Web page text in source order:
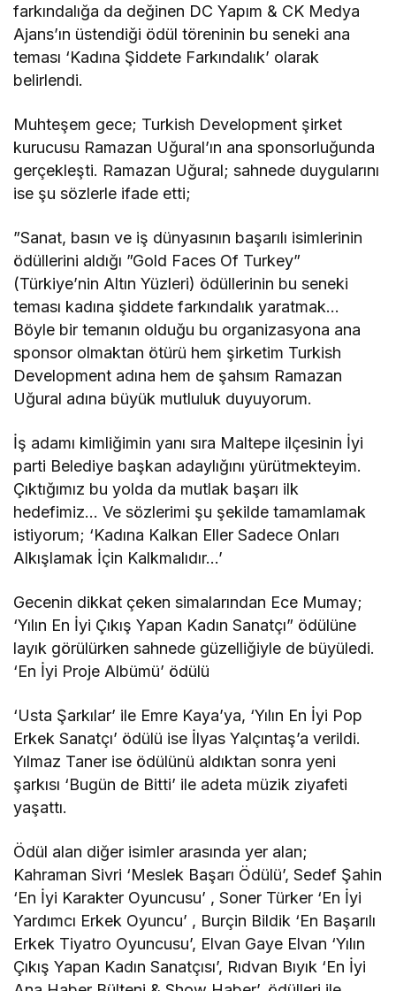
farkındalığa da değinen DC Yapım & CK Medya
Ajans’ın üstendiği ödül töreninin bu seneki ana
teması ‘Kadına Şiddete Farkındalık’ olarak
belirlendi.
Muhteşem gece; Turkish Development şirket
kurucusu Ramazan Uğural’ın ana sponsorluğunda
gerçekleşti. Ramazan Uğural; sahnede duygularını
ise şu sözlerle ifade etti;
”Sanat, basın ve iş dünyasının başarılı isimlerinin
ödüllerini aldığı ”Gold Faces Of Turkey”
(Türkiye’nin Altın Yüzleri) ödüllerinin bu seneki
teması kadına şiddete farkındalık yaratmak…
Böyle bir temanın olduğu bu organizasyona ana
sponsor olmaktan ötürü hem şirketim Turkish
Development adına hem de şahsım Ramazan
Uğural adına büyük mutluluk duyuyorum.
İş adamı kimliğimin yanı sıra Maltepe ilçesinin İyi
parti Belediye başkan adaylığını yürütmekteyim.
Çıktığımız bu yolda da mutlak başarı ilk
hedefimiz… Ve sözlerimi şu şekilde tamamlamak
istiyorum; ‘Kadına Kalkan Eller Sadece Onları
Alkışlamak İçin Kalkmalıdır…’
Gecenin dikkat çeken simalarından Ece Mumay;
‘Yılın En İyi Çıkış Yapan Kadın Sanatçı” ödülüne
layık görülürken sahnede güzelliğiyle de büyüledi.
‘En İyi Proje Albümü’ ödülü
‘Usta Şarkılar’ ile Emre Kaya’ya, ‘Yılın En İyi Pop
Erkek Sanatçı’ ödülü ise İlyas Yalçıntaş’a verildi.
Yılmaz Taner ise ödülünü aldıktan sonra yeni
şarkısı ‘Bugün de Bitti’ ile adeta müzik ziyafeti
yaşattı.
Ödül alan diğer isimler arasında yer alan;
Kahraman Sivri ‘Meslek Başarı Ödülü’, Sedef Şahin
‘En İyi Karakter Oyuncusu’ , Soner Türker ‘En İyi
Yardımcı Erkek Oyuncu’ , Burçin Bildik ‘En Başarılı
Erkek Tiyatro Oyuncusu’, Elvan Gaye Elvan ‘Yılın
Çıkış Yapan Kadın Sanatçısı’, Rıdvan Bıyık ‘En İyi